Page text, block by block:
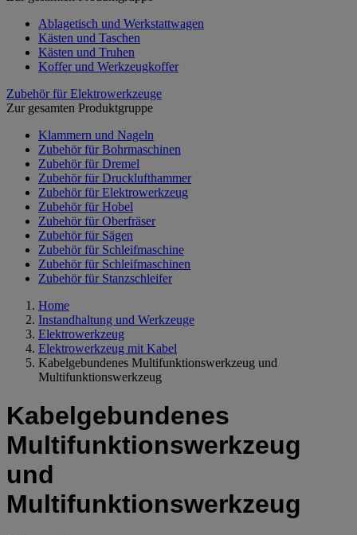
Ablagetisch und Werkstattwagen
Kästen und Taschen
Kästen und Truhen
Koffer und Werkzeugkoffer
Zubehör für Elektrowerkzeuge
Zur gesamten Produktgruppe
Klammern und Nageln
Zubehör für Bohrmaschinen
Zubehör für Dremel
Zubehör für Drucklufthammer
Zubehör für Elektrowerkzeug
Zubehör für Hobel
Zubehör für Oberfräser
Zubehör für Sägen
Zubehör für Schleifmaschine
Zubehör für Schleifmaschinen
Zubehör für Stanzschleifer
Home
Instandhaltung und Werkzeuge
Elektrowerkzeug
Elektrowerkzeug mit Kabel
Kabelgebundenes Multifunktionswerkzeug und
Multifunktionswerkzeug
Kabelgebundenes
Multifunktionswerkzeug
und
Multifunktionswerkzeug